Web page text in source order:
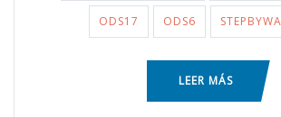
ODS17 ODS6
LEER MÁS